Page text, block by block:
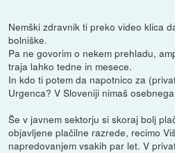
Nemški zdravnik ti preko video klica
bolniške.
Pa ne govorim o nekem prehladu,
traja lahko tedne in mesece.
In kdo ti potem da napotnico za
Urgenca? V Sloveniji nimaš
Še v javnem sektorju si skoraj bolj
objavljene plačilne razrede, recimo
napredovanjem vsakih par let. V